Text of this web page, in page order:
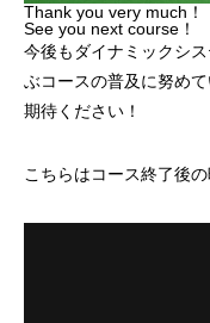
Thank you very much！
See you next course！
今後もダイナミックシ
ぶコースの普及に努め
期待ください！
こちらはコース終了後